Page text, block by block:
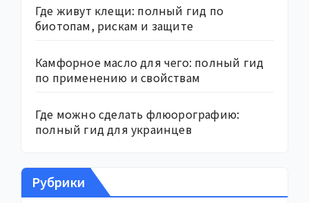
Где живут клещи: полный гид по
биотопам, рискам и защите
Камфорное масло для чего: полный гид
по применению и свойствам
Где можно сделать флюорографию:
полный гид для украинцев
Рубрики